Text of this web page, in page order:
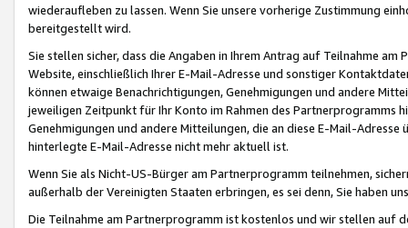
wiederaufleben zu lassen. Wenn Sie unsere vorherige Zustimmung
bereitgestellt wird.
Sie stellen sicher, dass die Angaben in Ihrem Antrag auf Teilnahme
Website, einschließlich Ihrer E-Mail-Adresse und sonstiger
können etwaige Benachrichtigungen, Genehmigungen und andere
jeweiligen Zeitpunkt für Ihr Konto im Rahmen des Partnerprogramms
Genehmigungen und andere Mitteilungen, die an diese E-Mail-
hinterlegte E-Mail-Adresse nicht mehr aktuell ist.
Wenn Sie als Nicht-US-Bürger am Partnerprogramm teilnehmen,
außerhalb der Vereinigten Staaten erbringen, es sei denn, Sie haben
Die Teilnahme am Partnerprogramm ist kostenlos und wir stellen auf